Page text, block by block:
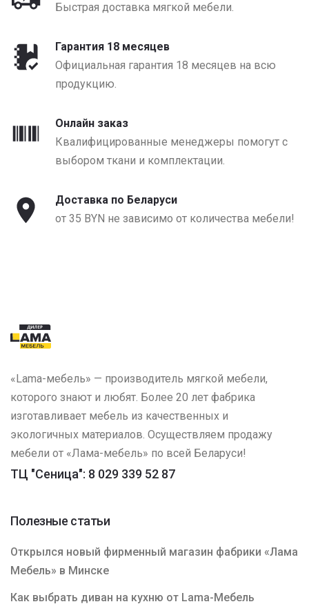
Быстрая доставка мягкой мебели.
Гарантия 18 месяцев
Официальная гарантия 18 месяцев на всю
продукцию.
Онлайн заказ
Квалифицированные менеджеры помогут с
выбором ткани и комплектации.
Доставка по Беларуси
от 35 BYN не зависимо от количества мебели!
«Lama-мебель» — производитель мягкой мебели,
которого знают и любят. Более 20 лет фабрика
изготавливает мебель из качественных и
экологичных материалов. Осуществляем продажу
мебели от «Лама-мебель» по всей Беларуси!
ТЦ "Сеница": 8 029 339 52 87
Полезные статьи
Открылся новый фирменный магазин фабрики «Лама
Мебель» в Минске
Как выбрать диван на кухню от Lama-Мебель